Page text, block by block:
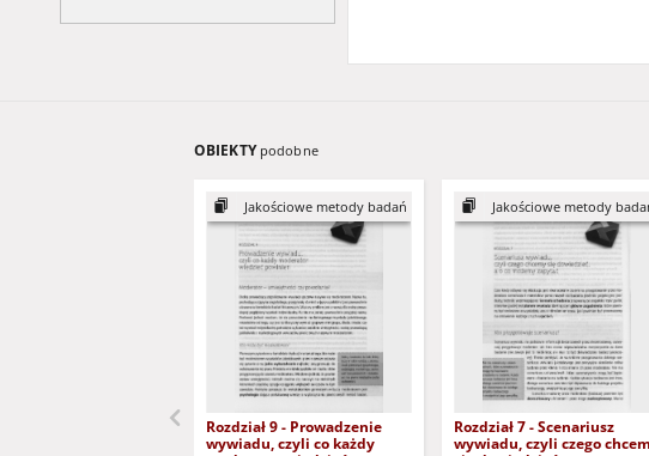
OBIEKTY podobne
Jakościowe metody badań
Rozdział 9 - Prowadzenie
wywiadu, czyli co każdy
Jakościowe metody
Rozdział 7 - Scenariusz
wywiadu, czyli czego